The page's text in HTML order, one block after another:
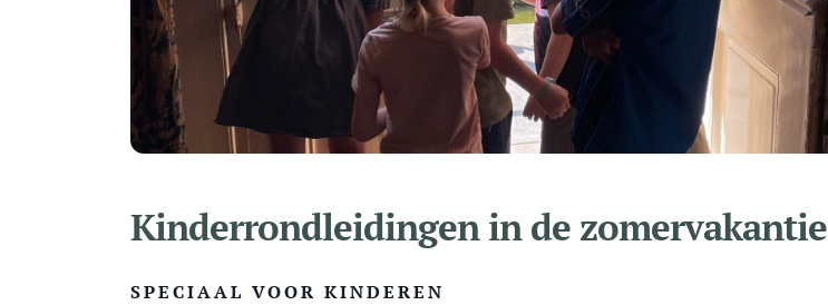
Kinderrondleidingen in de zomervakantie
SPECIAAL VOOR KINDEREN